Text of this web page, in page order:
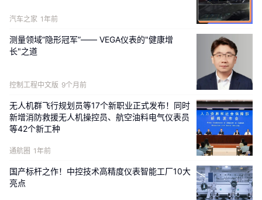
截至2026年5月，柠季在营门店约1799家，签约超
子甜酒等，单价为15-25元，人均约14.9元；客群以18-
25岁学生、白领为主，女性占比近七成。
截至2026年6月，柠季尚未披露2025年全年营收（净利
润或收入）数据，但多次公开通报2025年整体GMV同比
增长20%，门店日均营业额同比增长12%，外卖月均收
“柠季是国内成长很快的新茶饮品牌，哈根达斯是国际知
名高端品牌。”在新零售分析师鲍跃忠看来，论国际名气
和品牌积淀，柠季还是“小品牌”， 这次收购是对柠季影
汽车之家 1年前
测量领域“隐形冠军”—— VEGA仪表的"健康增
长"之道
控制工程中文版 9个月前
无人机群飞行规划员等17个新职业正式发布！同时
新增消防救援无人机操控员、航空油料电气仪表员
等42个新工种
通航圈 1年前
国产标杆之作！中控技术高精度仪表智能工厂10大
亮点